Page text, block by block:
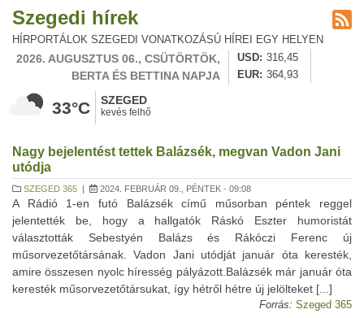
Szegedi hírek
HÍRPORTÁLOK SZEGEDI VONATKOZÁSÚ HÍREI EGY HELYEN
2026. AUGUSZTUS 06., CSÜTÖRTÖK,
BERTA ÉS BETTINA NAPJA
USD
316,45
EUR
364,93
33°C SZEGED
kevés felhő
Nagy bejelentést tettek Balázsék, megvan Vadon Jani
utódja
SZEGED 365 | 2024. FEBRUÁR 09., PÉNTEK - 09:08
A Rádió 1-en futó Balázsék című műsorban péntek reggel
jelentették be, hogy a hallgatók Ráskó Eszter humoristát
választották Sebestyén Balázs és Rákóczi Ferenc új
műsorvezetőtársának. Vadon Jani utódját január óta keresték,
amire összesen nyolc híresség pályázott.Balázsék már január óta
keresték műsorvezetőtársukat, így hétről hétre új jelölteket [...]
Forrás: Szeged 365